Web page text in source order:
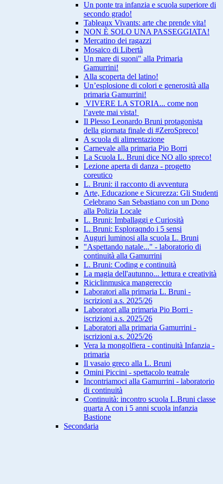
Un ponte tra infanzia e scuola superiore di
secondo grado!
Tableaux Vivants: arte che prende vita!
NON È SOLO UNA PASSEGGIATA!
Mercatino dei ragazzi
Mosaico di Libertà
Un mare di suoni" alla Primaria
Gamurrini!
Alla scoperta del latino!
Un’esplosione di colori e generosità alla
primaria Gamurrini!
VIVERE LA STORIA... come non
l’avete mai vista!
Il Plesso Leonardo Bruni protagonista
della giornata finale di #ZeroSpreco!
A scuola di alimentazione
Carnevale alla primaria Pio Borri
La Scuola L. Bruni dice NO allo spreco!
Lezione aperta di danza - progetto
coreutico
L. Bruni: il racconto di avventura
Arte, Educazione e Sicurezza: Gli Studenti
Celebrano San Sebastiano con un Dono
alla Polizia Locale
L. Bruni: Imballaggi e Curiosità
L. Bruni: Esploraqndo i 5 sensi
Auguri luminosi alla scuola L. Bruni
"Aspettando natale..." - laboratorio di
continuità alla Gamurrini
L. Bruni: Coding e continuità
La magia dell'autunno... lettura e creatività
Riciclinmusica mangereccio
Laboratori alla primaria L. Bruni -
iscrizioni a.s. 2025/26
Laboratori alla primaria Pio Borri -
iscrizioni a.s. 2025/26
Laboratori alla primaria Gamurrini -
iscrizioni a.s. 2025/26
Vera la mongolfiera - continuità Infanzia -
primaria
Il vasaio greco alla L. Bruni
Omini Piccini - spettacolo teatrale
Incontriamoci alla Gamurrini - laboratorio
di continuità
Continuità: incontro scuola L.Bruni classe
quarta A con i 5 anni scuola infanzia
Bastione
Secondaria